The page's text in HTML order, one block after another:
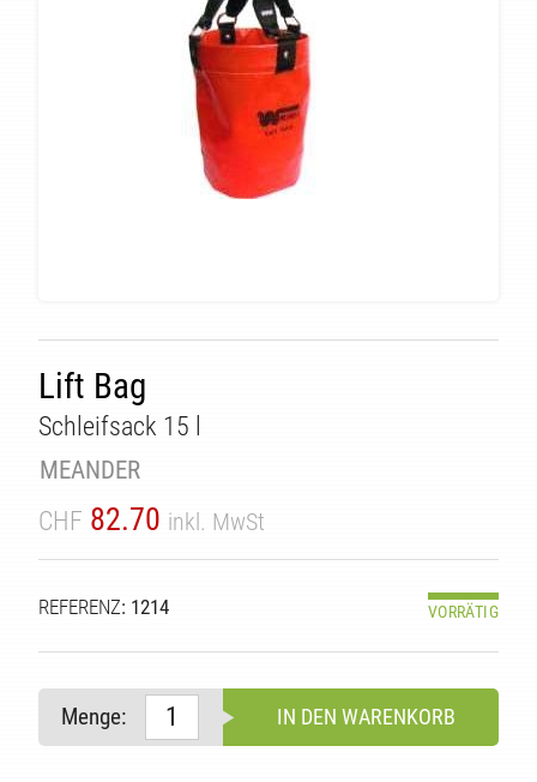
Lift Bag
Schleifsack 15 l
MEANDER
CHF 82.70 inkl. MwSt
REFERENZ: 1214 VORRÄTIG
Menge: IN DEN WARENKORB